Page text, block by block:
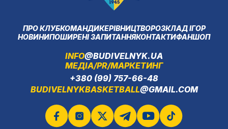
ПРО КЛУБКОМАНДИКЕРІВНИЦТВОРОЗКЛАД ІГОР
НОВИНИПОШИРЕНІ ЗАПИТАННЯКОНТАКТИФАНШОП
INFO@BUDIVELNYK.UA
МЕДІА/PR/МАРКЕТИНГ
+380 (99) 757-66-48
BUDIVELNYKBASKETBALL@GMAIL.COM